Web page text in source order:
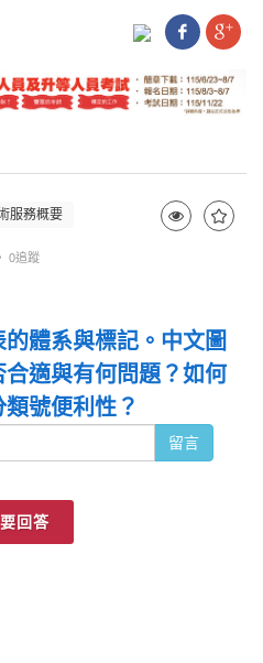
服務概要
0追蹤
體系與標記。中文圖
適與有何問題？如何
號便利性？
留言
回答